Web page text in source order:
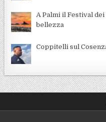
A Palmi il Festival
bellezza
Coppitelli sul